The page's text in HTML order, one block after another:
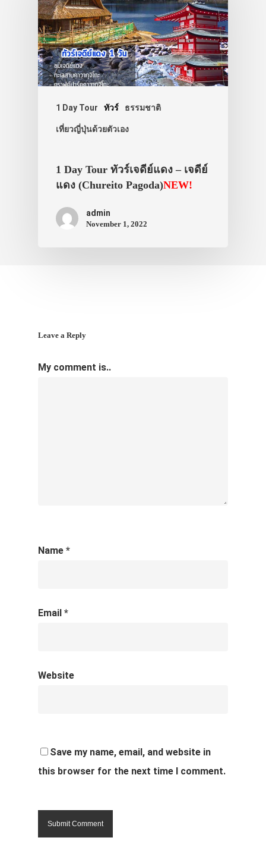
1 Day Tour ทัวร์ ธรรมชาติ
เที่ยวญี่ปุ่นด้วยตัวเอง
1 Day Tour ทัวร์เจดีย์แดง – เจดีย์
แดง (Chureito Pagoda)NEW!
admin
November 1, 2022
Leave a Reply
My comment is..
Name *
Email *
Website
Save my name, email, and website in
this browser for the next time I comment.